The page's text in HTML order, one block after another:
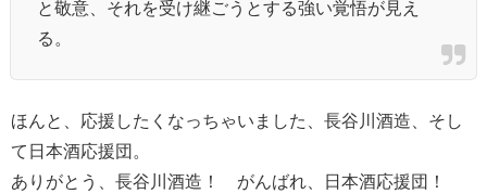
と敬意、それを受け継ごうとする強い覚悟が見え
る。
ほんと、応援したくなっちゃいました、長谷川酒造、そし
て日本酒応援団。
ありがとう、長谷川酒造！ がんばれ、日本酒応援団！